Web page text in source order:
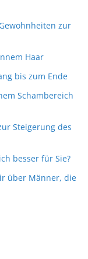
zur
Haar
bis zum Ende
Schambereich
Steigerung des
besser für Sie?
über Männer, die